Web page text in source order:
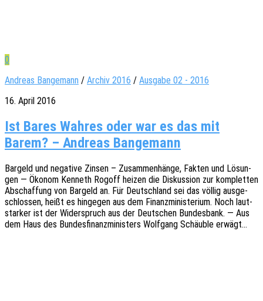
0
Andreas Bangemann / Archiv 2016 / Ausgabe 02 - 2016
16. April 2016
Ist Bares Wah­res oder war es das mit
Barem? – Andreas Bangemann
Bargeld und nega­ti­ve Zinsen – Zusam­men­hän­ge, Fakten und Lösun­
gen — Ökonom Kenneth Rogoff heizen die Diskus­si­on zur komplet­ten
Abschaf­fung von Bargeld an. Für Deutsch­land sei das völlig ausge­
schlos­sen, heißt es hinge­gen aus dem Finanz­mi­nis­te­ri­um. Noch laut­
star­ker ist der Wider­spruch aus der Deut­schen Bundes­bank. — Aus
dem Haus des Bundes­fi­nanz­mi­nis­ters Wolf­gang Schäub­le erwägt…